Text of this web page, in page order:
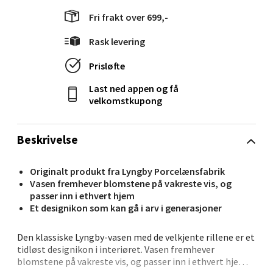
Beskrivelse
Originalt produkt fra Lyngby Porcelænsfabrik
Vasen fremhever blomstene på vakreste vis, og
passer inn i ethvert hjem
Et designikon som kan gå i arv i generasjoner
Den klassiske Lyngby-vasen med de velkjente rillene er et
tidløst designikon i interiøret. Vasen fremhever
blomstene på vakreste vis, og passer inn i ethvert hjem.
Fri frakt over 699,-
Rask levering
Prisløfte
Last ned appen og få
velkomstkupong
Ålesund - Thon Senter Moa
Langelandsvegen 25, 6010 Ålesund
0 i butikk
Velg
Molde - Moldetorget
Torget 1, 6413 Molde